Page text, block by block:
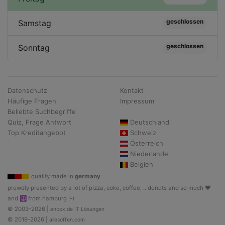
Samstag geschlossen
Sonntag geschlossen
Datenschutz
Häufige Fragen
Beliebte Suchbegriffe
Quiz, Frage Antwort
Top Kreditangebot
Kontakt
Impressum
Deutschland
Schweiz
Österreich
Niederlande
Belgien
quality made in germany
prowdly presented by a lot of pizza, coke, coffee, .. donuts and so much ♥
and ☮ from hamburg ;-)
© 2003-2026 | enbox.de IT Lösungen
© 2019-2026 | allesoffen.com